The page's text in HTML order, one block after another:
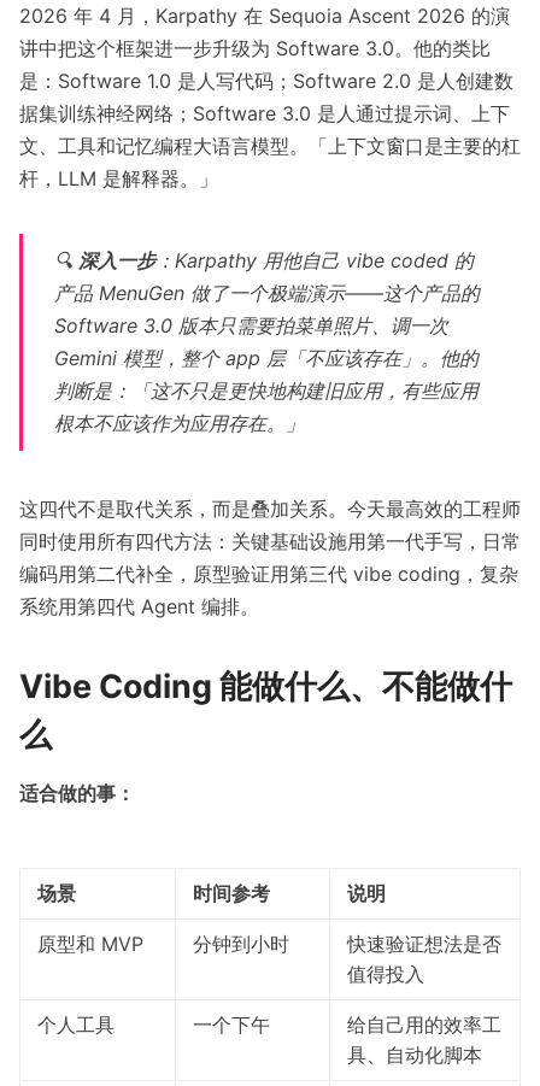
2026 年 4 月，Karpathy 在 Sequoia Ascent 2026 的演
讲中把这个框架进一步升级为 Software 3.0。他的类比
是：Software 1.0 是人写代码；Software 2.0 是人创建数
据集训练神经网络；Software 3.0 是人通过提示词、上下
文、工具和记忆编程大语言模型。「上下文窗口是主要的杠
杆，LLM 是解释器。」
🔍 深入一步：Karpathy 用他自己 vibe coded 的
产品MenuGen 做了一个极端演示——这个产品的
Software 3.0 版本只需要拍菜单照片、调一次
Gemini 模型，整个 app 层「不应该存在」。他的
判断是：「这不只是更快地构建旧应用，有些应用
根本不应该作为应用存在。」
这四代不是取代关系，而是叠加关系。今天最高效的工程师
同时使用所有四代方法：关键基础设施用第一代手写，日常
编码用第二代补全，原型验证用第三代 vibe coding，复杂
系统用第四代 Agent 编排。
Vibe Coding 能做什么、不能做什
么
适合做的事：
场景 时间参考 说明
原型和 MVP 分钟到小时
快速验证想法是否
值得投入
个人工具 一个下午
给自己用的效率工
具、自动化脚本